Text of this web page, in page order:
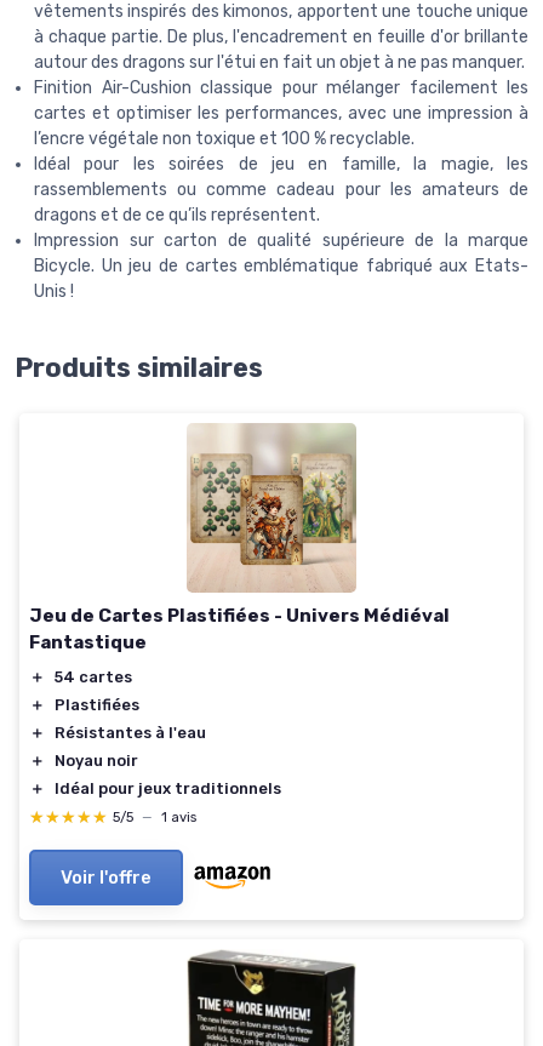
vêtements inspirés des kimonos, apportent une touche unique
à chaque partie. De plus, l'encadrement en feuille d'or brillante
autour des dragons sur l'étui en fait un objet à ne pas manquer.
Finition Air-Cushion classique pour mélanger facilement les
cartes et optimiser les performances, avec une impression à
l’encre végétale non toxique et 100 % recyclable.
Idéal pour les soirées de jeu en famille, la magie, les
rassemblements ou comme cadeau pour les amateurs de
dragons et de ce qu’ils représentent.
Impression sur carton de qualité supérieure de la marque
Bicycle. Un jeu de cartes emblématique fabriqué aux Etats-
Unis !
Produits similaires
Jeu de Cartes Plastifiées - Univers Médiéval
Fantastique
＋
54 cartes
＋
Plastifiées
＋
Résistantes à l'eau
＋
Noyau noir
＋
Idéal pour jeux traditionnels
★★★★★
★★★★★ 5/5 — 1 avis
Voir l'offre